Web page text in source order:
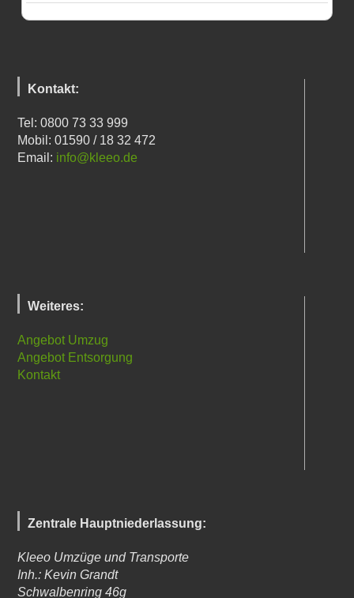
Kontakt:
Tel: 0800 73 33 999
Mobil: 01590 / 18 32 472
Email: info@kleeo.de
Weiteres:
Angebot Umzug
Angebot Entsorgung
Kontakt
Zentrale Hauptniederlassung:
Kleeo Umzüge und Transporte
Inh.: Kevin Grandt
Schwalbenring 46g